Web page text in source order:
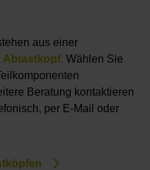
aus einer
Abtastkopf. Wählen Sie
Beratung kontaktieren
per E-Mail oder